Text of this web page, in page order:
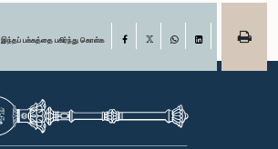
இந்தப் பக்கத்தை பகிர்ந்து கொள்க Facebook